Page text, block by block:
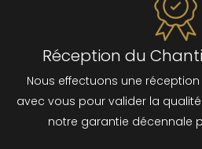
Réception du
Nous effectuons une
avec vous pour valider la
notre garantie décennale